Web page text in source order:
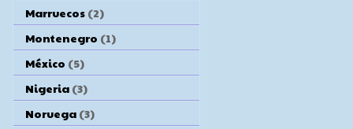
Marruecos (2)
Montenegro (1)
México (5)
Nigeria (3)
Noruega (3)